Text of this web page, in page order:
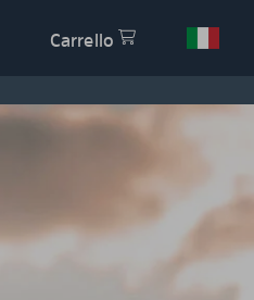
Carrello